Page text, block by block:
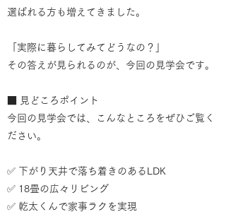
選ばれる方も増えてきました。
「実際に暮らしてみてどうなの？」
その答えが見られるのが、今回の見学会です。
■ 見どころポイント
今回の見学会では、こんなところをぜひご覧く
ださい。
✅ 下がり天井で落ち着きのあるLDK
✅ 18畳の広々リビング
✅ 乾太くんで家事ラクを実現